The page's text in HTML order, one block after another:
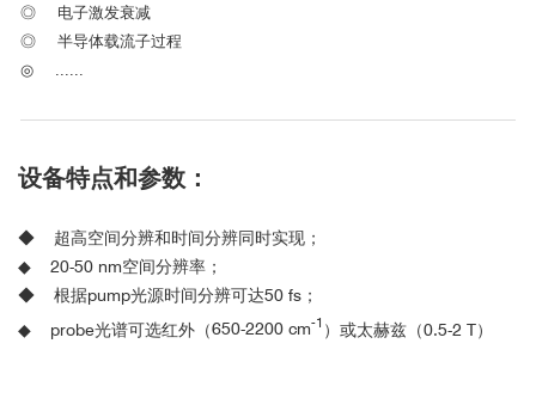
◎ 电子激发衰减
◎ 半导体载流子过程
◎
设备特点和参数：
◆ 超高空间分辨和时间分辨同时实现；
◆ 20-50 nm空间分辨率；
◆ 根据pump光源时间分辨可达50 fs ；
◆ probe光谱可选红外（650-2200 cm-1 ）或太赫兹（0.5-2 T）